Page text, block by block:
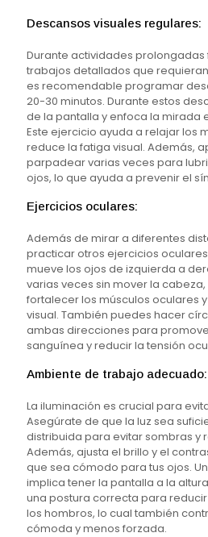
Descansos visuales regulares:
Durante actividades prolongadas
trabajos detallados que
es recomendable programar
20-30 minutos. Durante estos
de la pantalla y enfoca la mirada
Este ejercicio ayuda a relajar los
reduce la fatiga visual. Además,
parpadear varias veces para
ojos, lo que ayuda a prevenir el
Ejercicios oculares:
Además de mirar a diferentes
practicar otros ejercicios
mueve los ojos de izquierda a
varias veces sin mover la
fortalecer los músculos oculares
visual. También puedes hacer
ambas direcciones para
sanguínea y reducir la tensión
Ambiente de trabajo adecuado:
La iluminación es crucial para
Asegúrate de que la luz sea
distribuida para evitar sombras y
Además, ajusta el brillo y el
que sea cómodo para tus ojos.
implica tener la pantalla a la
una postura correcta para
los hombros, lo cual también
cómoda y menos forzada.